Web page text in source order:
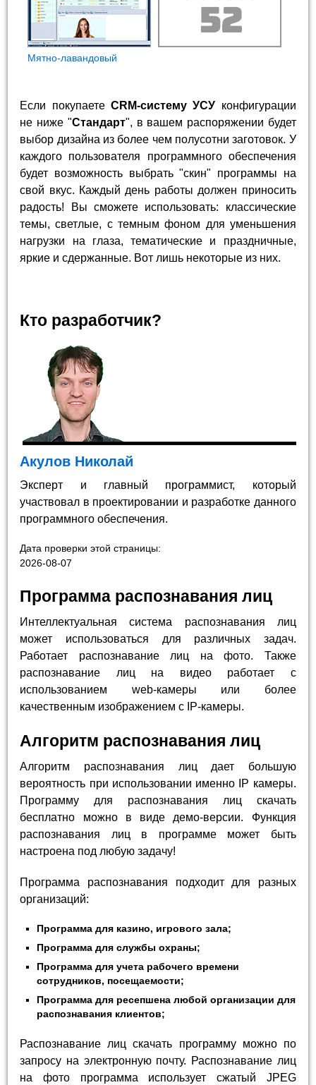
Мятно-лавандовый
Если покупаете CRM-систему УСУ конфигурации
не ниже "Стандарт", в вашем распоряжении будет
выбор дизайна из более чем полусотни заготовок. У
каждого пользователя программного обеспечения
будет возможность выбрать "скин" программы на
свой вкус. Каждый день работы должен приносить
радость! Вы сможете использовать: классические
темы, светлые, с темным фоном для уменьшения
нагрузки на глаза, тематические и праздничные,
яркие и сдержанные. Вот лишь некоторые из них.
Кто разработчик?
Акулов Николай
Эксперт и главный программист, который
участвовал в проектировании и разработке данного
программного обеспечения.
Дата проверки этой страницы:
2026-08-07
Программа распознавания лиц
Интеллектуальная система распознавания лиц
может использоваться для различных задач.
Работает распознавание лиц на фото. Также
распознавание лиц на видео работает с
использованием web-камеры или более
качественным изображением с IP-камеры.
Алгоритм распознавания лиц
Алгоритм распознавания лиц дает большую
вероятность при использовании именно IP камеры.
Программу для распознавания лиц скачать
бесплатно можно в виде демо-версии. Функция
распознавания лиц в программе может быть
настроена под любую задачу!
Программа распознавания подходит для разных
организаций:
Программа для казино, игрового зала;
Программа для службы охраны;
Программа для учета рабочего времени
сотрудников, посещаемости;
Программа для ресепшена любой организации для
распознавания клиентов;
Распознавание лиц скачать программу можно по
запросу на электронную почту. Распознавание лиц
на фото программа использует сжатый JPEG